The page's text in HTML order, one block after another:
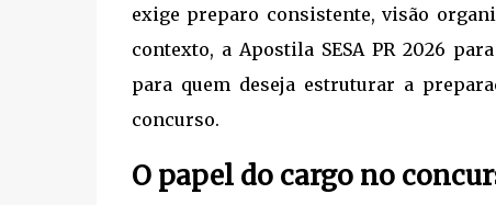
exige preparo consistente, visão
contexto, a Apostila SESA PR 2026
para quem deseja estruturar a
concurso.
O papel do cargo no